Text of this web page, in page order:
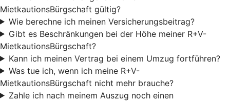
MietkautionsBürgschaft gültig?
Wie berechne ich meinen Versicherungsbeitrag?
Gibt es Beschränkungen bei der Höhe meiner R+V-
MietkautionsBürgschaft?
Kann ich meinen Vertrag bei einem Umzug fortführen?
Was tue ich, wenn ich meine R+V-
MietkautionsBürgschaft nicht mehr brauche?
Zahle ich nach meinem Auszug noch einen